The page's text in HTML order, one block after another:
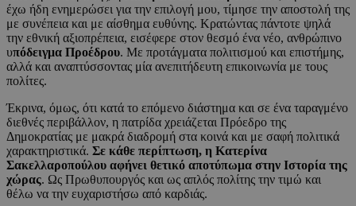
έχω ήδη ενημερώσει για την επιλογή μου, τίμησε την αποστολή της
με συνέπεια και με αίσθημα ευθύνης. Κρατώντας πάντοτε ψηλά
την εθνική αξιοπρέπεια, εισέφερε στον θεσμό ένα νέο, ανθρώπινο
υπόδειγμα Προέδρου. Με προτάγματα πολιτισμού και επιστήμης,
αλλά και αναπτύσσοντας μία ανεπιτήδευτη επικοινωνία με τους
πολίτες.
Έκρινα, όμως, ότι κατά το επόμενο διάστημα και σε ένα ταραγμένο
διεθνές περιβάλλον, η πατρίδα χρειάζεται Πρόεδρο της
Δημοκρατίας με μακρά διαδρομή στα κοινά και με σαφή πολιτικά
χαρακτηριστικά. Σε κάθε περίπτωση, η Κατερίνα
Σακελλαροπούλου αφήνει θετικό αποτύπωμα στην Ιστορία της
χώρας. Ως Πρωθυπουργός και ως απλός πολίτης την τιμώ και
θέλω να την ευχαριστήσω από καρδιάς.